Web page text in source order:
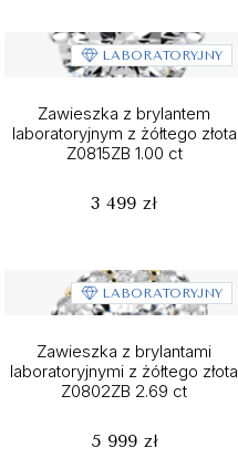
LABORATORYJNY
Zawieszka z brylantem
laboratoryjnym z żółtego złota
Z0815ZB 1.00 ct
3 499 zł
LABORATORYJNY
Zawieszka z brylantami
laboratoryjnymi z żółtego złota
Z0802ZB 2.69 ct
5 999 zł